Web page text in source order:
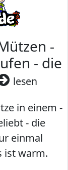
-
- die
lesen
in einem -
- die
einmal
ist warm.